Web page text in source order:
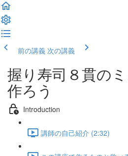
前の講義 次の講義
握り寿司８貫の
作ろう
Introduction
講師の自己紹介 (2:32)